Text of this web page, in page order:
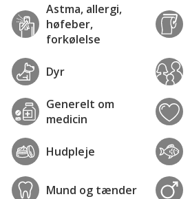
Astma, allergi,
høfeber,
forkølelse
Dyr
Generelt om
medicin
Hudpleje
Mund og tænder